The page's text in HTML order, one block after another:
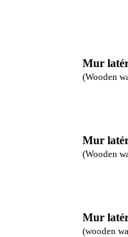
Mur
(Wooden
Mur
(Wooden
Mur
(wooden